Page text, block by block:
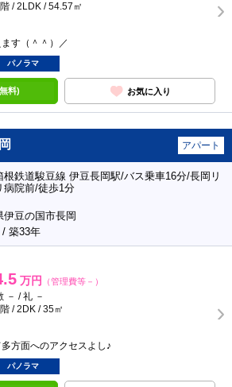
/ 2LDK / 54.57㎡
す（＾＾）／
パノラマ
料) お気に入り
アパート
根鉄道駿豆線 伊豆長岡駅/バス乗車16分/長岡リ
病院前/徒歩1分
伊豆の国市長岡
/ 築33年
万円 （管理費等－）
－ / 礼 －
/ 2DK / 35㎡
方面へのアクセスよし♪
パノラマ